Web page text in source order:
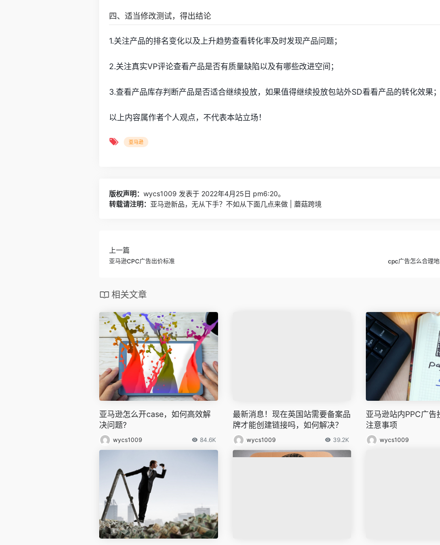
四、适当修改测试，得出结论
1.关注产品的排名变化以及上升趋势查看转化率及时发现产品问题；
2.关注真实VP评论查看产品是否有质量缺陷以及有哪些改进空间；
3.查看产品库存判断产品是否适合继续投放，如果值得继续投放包站外SD看看产品的转化效果
以上内容属作者个人观点，不代表本站立场！
亚马逊
版权声明： wycs1009 发表于 2022年4月25日 pm6:20。
转载请注明： 亚马逊新品，无从下手？不如从下面几点来做 | 蘑菇跨境
上一篇
亚马逊CPC广告出价标准 cpc广告怎么合理
相关文章
亚马逊怎么开case，如何高效解
决问题?
wycs1009 84.6K
最新消息！现在英国站需要备案品
牌才能创建链接吗，如何解决？
wycs1009 39.2K
亚马逊站内PPC广告
注意事项
wycs1009